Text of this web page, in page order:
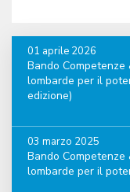
01 aprile 2026
Bando Competenze
lombarde per il
edizione)
03 marzo 2025
Bando Competenze
lombarde per il